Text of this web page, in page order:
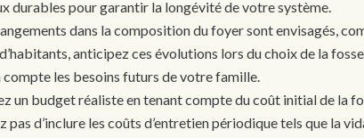
durables pour garantir la longévité de votre système.
dans la composition du foyer sont envisagés,
anticipez ces évolutions lors du choix de la
compte les besoins futurs de votre famille.
un budget réaliste en tenant compte du coût initial de la
pas d’inclure les coûts d’entretien périodique tels que la